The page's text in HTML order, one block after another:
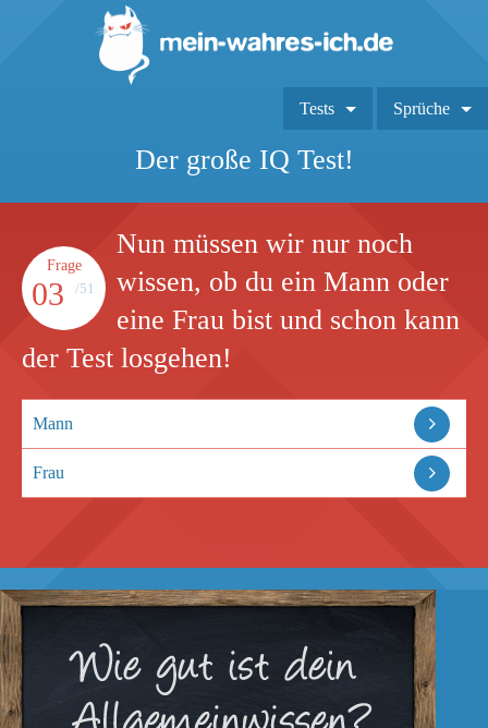
Tests Sprüche
Der große IQ Test!
Frage
03 /51
Nun müssen wir nur noch
wissen, ob du ein Mann oder
eine Frau bist und schon kann
der Test losgehen!
Mann
Frau